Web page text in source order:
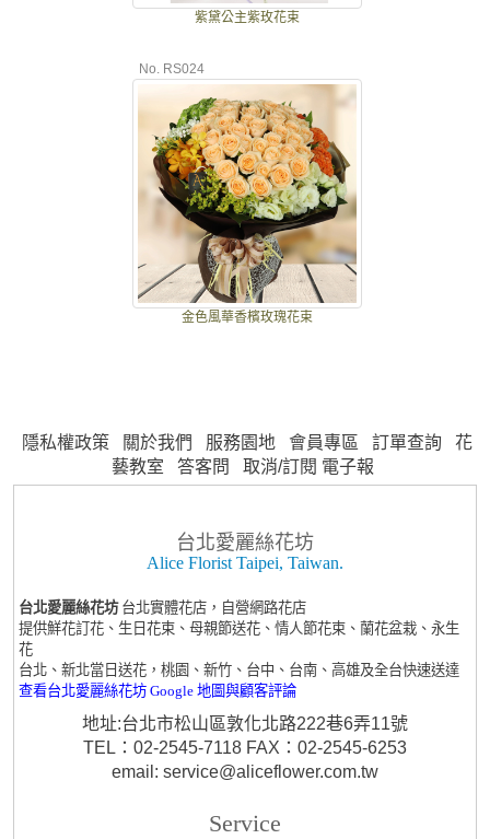
紫黛公主紫玫花束
No. RS024
金色風華香檳玫瑰花束
隱私權政策 關於我們 服務園地 會員專區 訂單查詢
花
藝教室
答客問 取消/訂閱 電子報
台北愛麗絲花坊
Alice Florist Taipei, Taiwan.
台北愛麗絲花坊 台北實體花店，自營網路花店
提供鮮花訂花、生日花束、母親節送花、情人節花束、蘭花盆栽、永生
花
台北、新北當日送花，桃園、新竹、台中、台南、高雄及全台快速送達
查看台北愛麗絲花坊 Google 地圖與顧客評論
地址:台北市松山區敦化北路222巷6弄11號
TEL：02-2545-7118 FAX：02-2545-6253
email: service@aliceflower.com.tw
Service